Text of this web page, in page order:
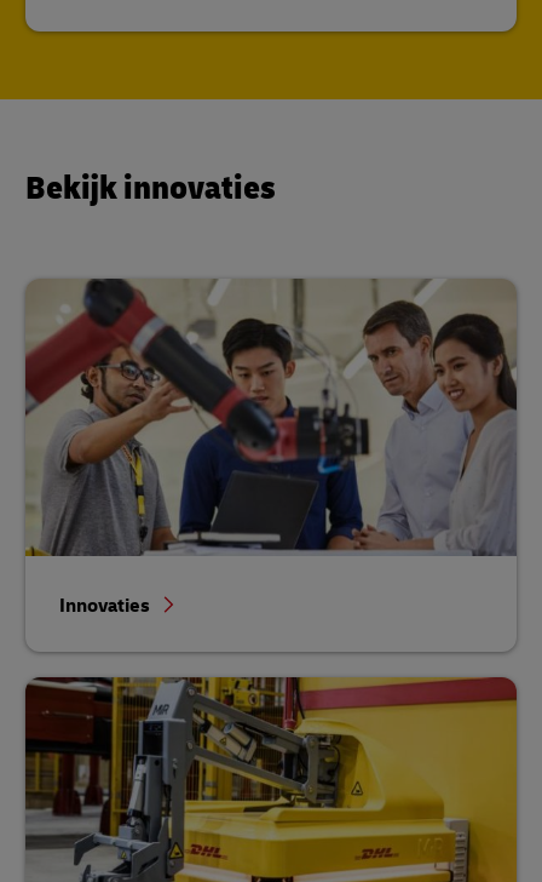
Bekijk innovaties
Innovaties